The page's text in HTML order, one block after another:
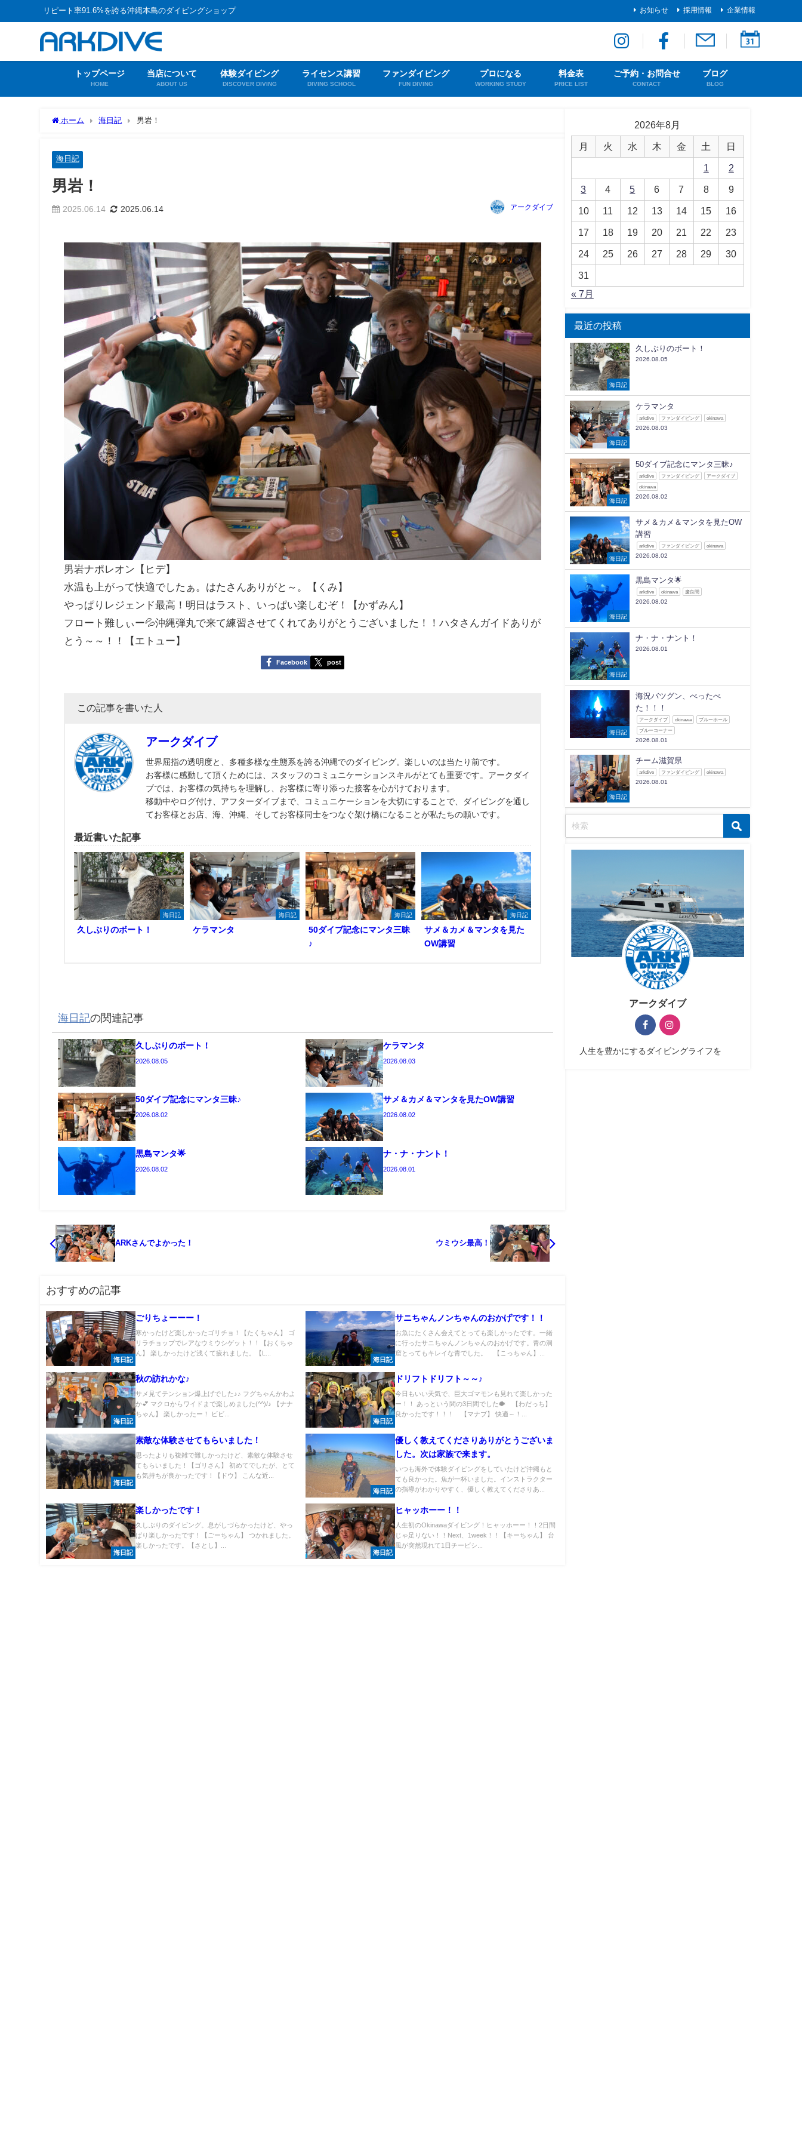
リピート率91.6%を誇る沖縄本島のダイビングショップ お知らせ 採用情報 企業情報
トップページ
HOME
当店について
ABOUT US
体験ダイビング
DISCOVER DIVING
ライセンス講習
DIVING SCHOOL
ファンダイビング
FUN DIVING
プロになる
WORKING STUDY
料金表
PRICE LIST
ご予約・お問合せ
CONTACT
ブログ
BLOG
ホーム 海日記 男岩！
海日記
男岩！
2025.06.14 2025.06.14 アークダイブ
男岩ナポレオン【ヒデ】
水温も上がって快適でしたぁ。はたさんありがと～。【くみ】
やっぱりレジェンド最高！明日はラスト、いっぱい楽しむぞ！【かずみん】
フロート難しぃー💦沖縄弾丸で来て練習させてくれてありがとうございました！！ハタさんガイドありが
とう～～！！【エトュー】
Facebook post
この記事を書いた人
アークダイブ
世界屈指の透明度と、多種多様な生態系を誇る沖縄でのダイビング。楽しいのは当たり前です。
お客様に感動して頂くためには、スタッフのコミュニケーションスキルがとても重要です。アークダイ
ブでは、お客様の気持ちを理解し、お客様に寄り添った接客を心がけております。
移動中やログ付け、アフターダイブまで、コミュニケーションを大切にすることで、ダイビングを通し
てお客様とお店、海、沖縄、そしてお客様同士をつなぐ架け橋になることが私たちの願いです。
最近書いた記事
海日記
久しぶりのボート！
海日記
ケラマンタ
海日記
50ダイブ記念にマンタ三昧
♪
海日記
サメ＆カメ＆マンタを見た
OW講習
海日記の関連記事
久しぶりのボート！
2026.08.05
ケラマンタ
2026.08.03
50ダイブ記念にマンタ三昧♪
2026.08.02
サメ＆カメ＆マンタを見たOW講習
2026.08.02
黒島マンタ🌟
2026.08.02
ナ・ナ・ナント！
2026.08.01
ARKさんでよかった！ ウミウシ最高！
おすすめの記事
海日記
ごりちょーーー！
寒かったけど楽しかったゴリチョ！【たくちゃん】 ゴ
リラチョップでレアなウミウシゲット！！【おくちゃ
ん】 楽しかったけど浅くて疲れました。【L...
海日記
サニちゃんノンちゃんのおかげです！！
お魚にたくさん会えてとっても楽しかったです。一緒
に行ったサニちゃんノンちゃんのおかげです。青の洞
窟とってもキレイな青でした。 【こっちゃん】...
海日記
秋の訪れかな♪
サメ見てテンション爆上げでした♪♪ フグちゃんかわよ
か💕 マクロからワイドまで楽しめました(^^)/♪ 【ナナ
ちゃん】 楽しかったー！ ビビ...
海日記
ドリフトドリフト～～♪
今日もいい天気で、巨大ゴマモンも見れて楽しかった
ー！！ あっという間の3日間でした🐡 【わだっち】
良かったです！！！ 【マナブ】 快適～！...
海日記
素敵な体験させてもらいました！
思ったよりも複雑で難しかったけど、素敵な体験させ
てもらいました！【ゴリさん】 初めてでしたが、とて
も気持ちが良かったです！【ドウ】 こんな近...
海日記
優しく教えてくださりありがとうございま
した。次は家族で来ます。
いつも海外で体験ダイビングをしていたけど沖縄もと
ても良かった。魚が一杯いました。インストラクター
の指導がわかりやすく、優しく教えてくださりあ...
海日記
楽しかったです！
久しぶりのダイビング。息がしづらかったけど、やっ
ぱり楽しかったです！【ごーちゃん】 つかれました。
楽しかったです。【さとし】...
海日記
ヒャッホーー！！
人生初のOkinawaダイビング！ヒャッホーー！！2日間
じゃ足りない！！Next、1week！！【キーちゃん】 台
風が突然現れて1日チービシ...
2026年8月
月 火 水 木 金 土 日
1 2
3 4 5 6 7 8 9
10 11 12 13 14 15 16
17 18 19 20 21 22 23
24 25 26 27 28 29 30
31
« 7月
最近の投稿
海日記
久しぶりのボート！
2026.08.05
海日記
ケラマンタ
arkdive ファンダイビング okinawa
2026.08.03
海日記
50ダイブ記念にマンタ三昧♪
arkdive ファンダイビング アークダイブ
okinawa
2026.08.02
海日記
サメ＆カメ＆マンタを見たOW
講習
arkdive ファンダイビング okinawa
2026.08.02
海日記
黒島マンタ🌟
arkdive okinawa 慶良間
2026.08.02
海日記
ナ・ナ・ナント！
2026.08.01
海日記
海況バツグン、べったべ
た！！！
アークダイブ okinawa ブルーホール
ブルーコーナー
2026.08.01
海日記
チーム滋賀県
arkdive ファンダイビング okinawa
2026.08.01
アークダイブ
人生を豊かにするダイビングライフを